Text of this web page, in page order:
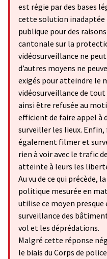
est régie par des bases
cette solution inadaptée
publique pour des
cantonale sur la
vidéosurveillance ne
d’autres moyens ne
exigés pour atteindre le
vidéosurveillance de
ainsi être refusée au
efficient de faire appel à
surveiller les lieux.
également filmer et
rien à voir avec le trafic
atteinte à leurs les
Au vu de ce qui précède,
politique mesurée en
utilise ce moyen
surveillance des
vol et les déprédations.
Malgré cette réponse
le biais du Corps de